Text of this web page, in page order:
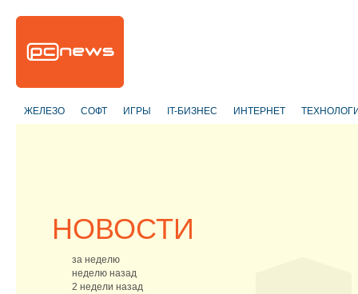
ЖЕЛЕЗО СОФТ ИГРЫ IT-БИЗНЕС ИНТЕРНЕТ
НОВОСТИ
за неделю
неделю назад
2 недели назад